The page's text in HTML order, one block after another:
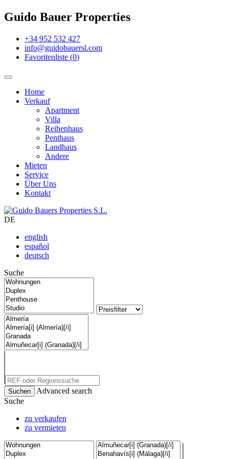
Guido Bauer Properties
+34 952 532 427
info@guidobauersl.com
Favoritenliste (0)
Home
Verkauf
Apartment
Villa
Reihenhaus
Penthaus
Landhaus
Andere
Mieten
Service
Über Uns
Kontakt
DE
english
español
deutsch
Suche
Advanced search
Suche
zu verkaufen
zu vermieten